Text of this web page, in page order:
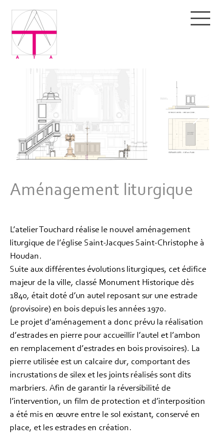
Aménagement liturgique
L’atelier Touchard réalise le nouvel aménagement
liturgique de l’église Saint-Jacques Saint-Christophe à
Houdan.
Suite aux différentes évolutions liturgiques, cet édifice
majeur de la ville, classé Monument Historique dès
1840, était doté d’un autel reposant sur une estrade
(provisoire) en bois depuis les années 1970.
Le projet d’aménagement a donc prévu la réalisation
d’estrades en pierre pour accueillir l’autel et l’ambon
en remplacement d’estrades en bois provisoires). La
pierre utilisée est un calcaire dur, comportant des
incrustations de silex et les joints réalisés sont dits
marbriers. Afin de garantir la réversibilité de
l’intervention, un film de protection et d’interposition
a été mis en œuvre entre le sol existant, conservé en
place, et les estrades en création.